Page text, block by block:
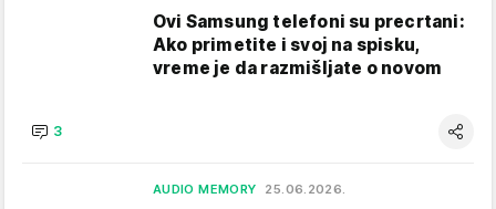
Ovi Samsung telefoni su precrtani:
Ako primetite i svoj na spisku,
vreme je da razmišljate o novom
3
AUDIO MEMORY 25.06.2026.